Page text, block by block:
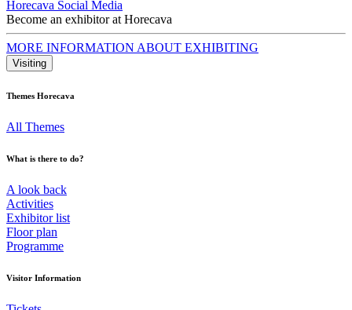
Horecava Social Media
Become an exhibitor at Horecava
MORE INFORMATION ABOUT EXHIBITING
Visiting
Themes Horecava
All Themes
What is there to do?
A look back
Activities
Exhibitor list
Floor plan
Programme
Visitor Information